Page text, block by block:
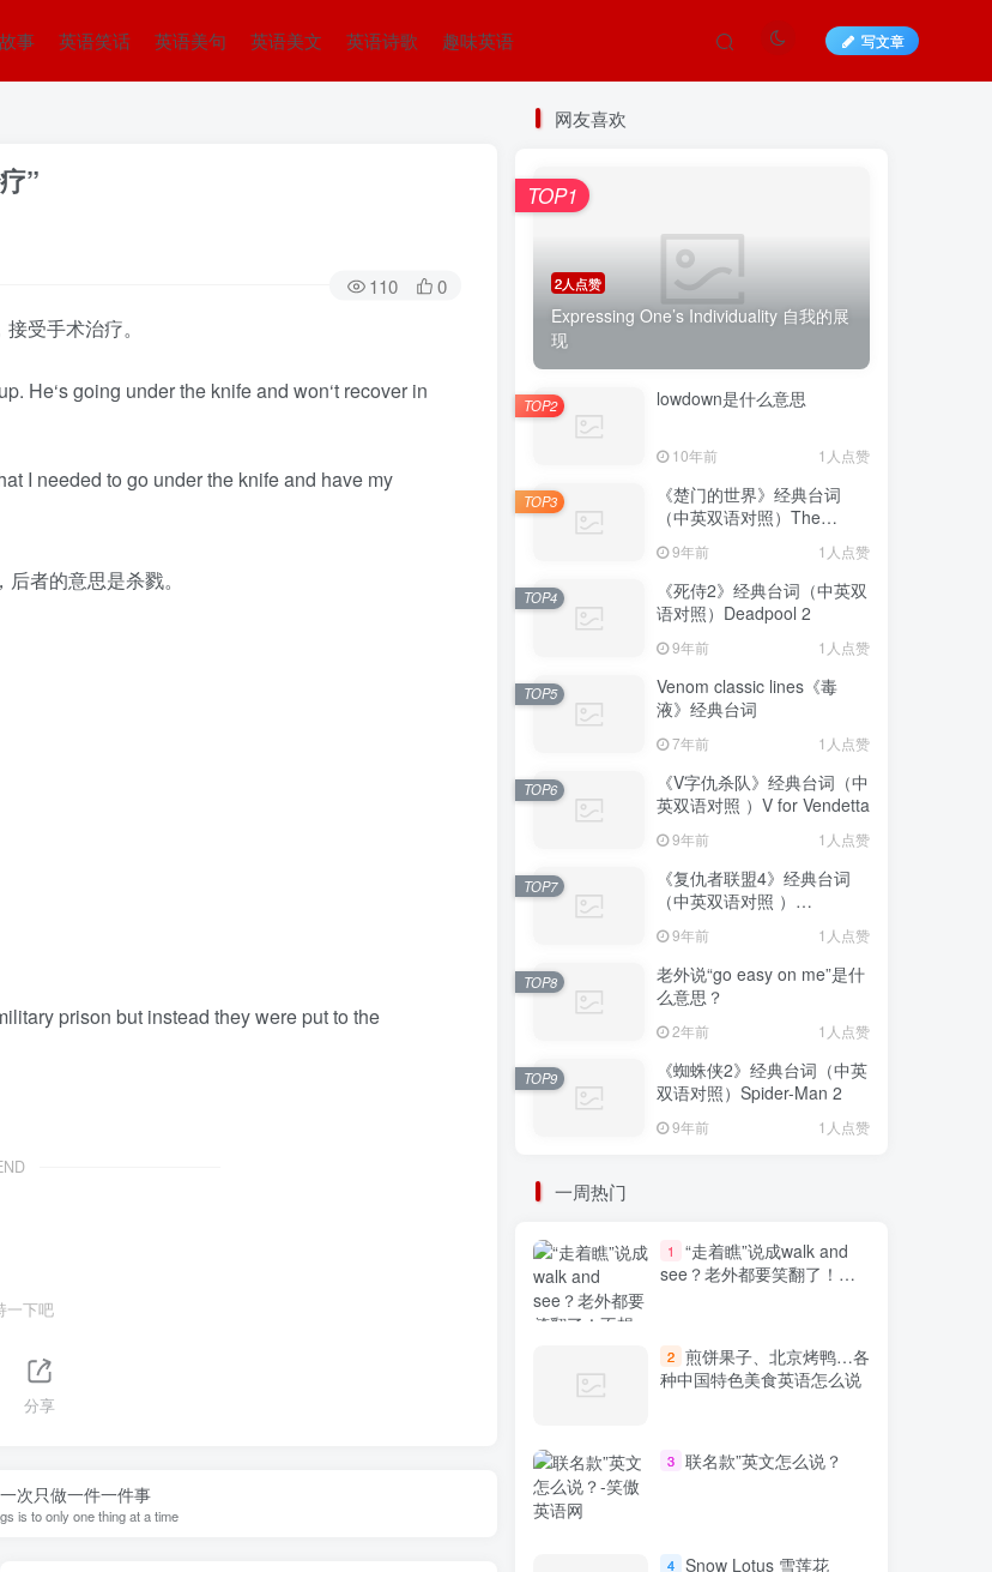
事 英语笑话 英语美句 英语美文 英语诗歌 趣味英语 写文章
”
110 0
受手术治疗。
He‘s going under the knife and won‘t recover in
I needed to go under the knife and have my
者的意思是杀戮。
prison but instead they were put to the
一下吧
分享
次只做一件一件事
is to only one thing at a time
网友喜欢
2人点赞
Expressing One’s Individuality 自我的展
现
TOP1
lowdown是什么意思
10年前 1人点赞
TOP2
《楚门的世界》经典台词
（中英双语对照）The
9年前 1人点赞
TOP3
《死侍2》经典台词（中英双
语对照）Deadpool 2
9年前 1人点赞
TOP4
Venom classic lines《毒
液》经典台词
7年前 1人点赞
TOP5
《V字仇杀队》经典台词（中
英双语对照 ）V for Vendetta
9年前 1人点赞
TOP6
《复仇者联盟4》经典台词
（中英双语对照 ）
Avengers: Endgame
9年前 1人点赞
TOP7
老外说“go easy on me”是什
么意思？
2年前 1人点赞
TOP8
《蜘蛛侠2》经典台词（中英
双语对照）Spider-Man 2
9年前 1人点赞
TOP9
一周热门
1
“走着瞧”说成walk and
see？老外都要笑翻了！不
2 煎饼果子、北京烤鸭…各
种中国特色美食英语怎么说
3 联名款”英文怎么说？
4 Snow Lotus 雪莲花